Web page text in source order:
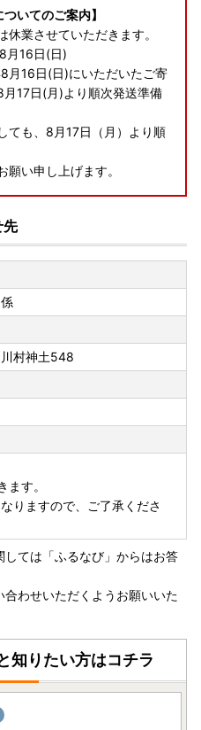
いてのご案内】
業させていただきます。
月16日(日)
16日(日)にいただいたご寄
17日(月)より順次発送準備
ても、8月17日（月）より順
い申し上げます。
先
村神土548
す。
りますので、ご了承くださ
ては「ふるなび」からはお答
わせいただくようお願いいた
知りたい方はコチラ